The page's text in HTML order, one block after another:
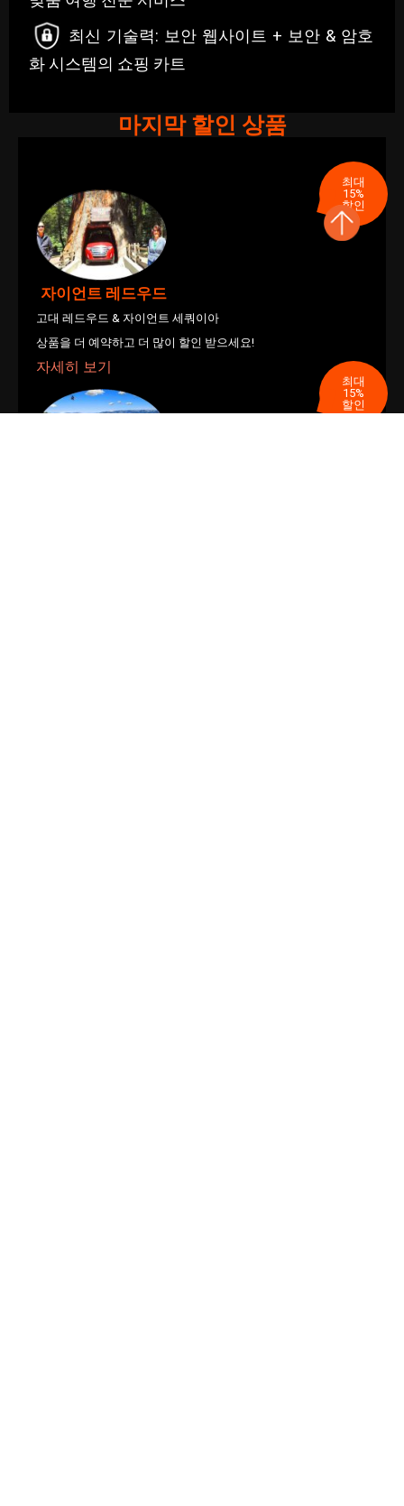
최신 기술력: 보안 웹사이트 + 보안 & 암호
화 시스템의 쇼핑 카트
마지막 할인 상품
최대
15%
할인
자이언트 레드우드
고대 레드우드 & 자이언트 세쿼이아
상품을 더 예약하고 더 많이 할인 받으세요!
자세히 보기
최대
15%
할인